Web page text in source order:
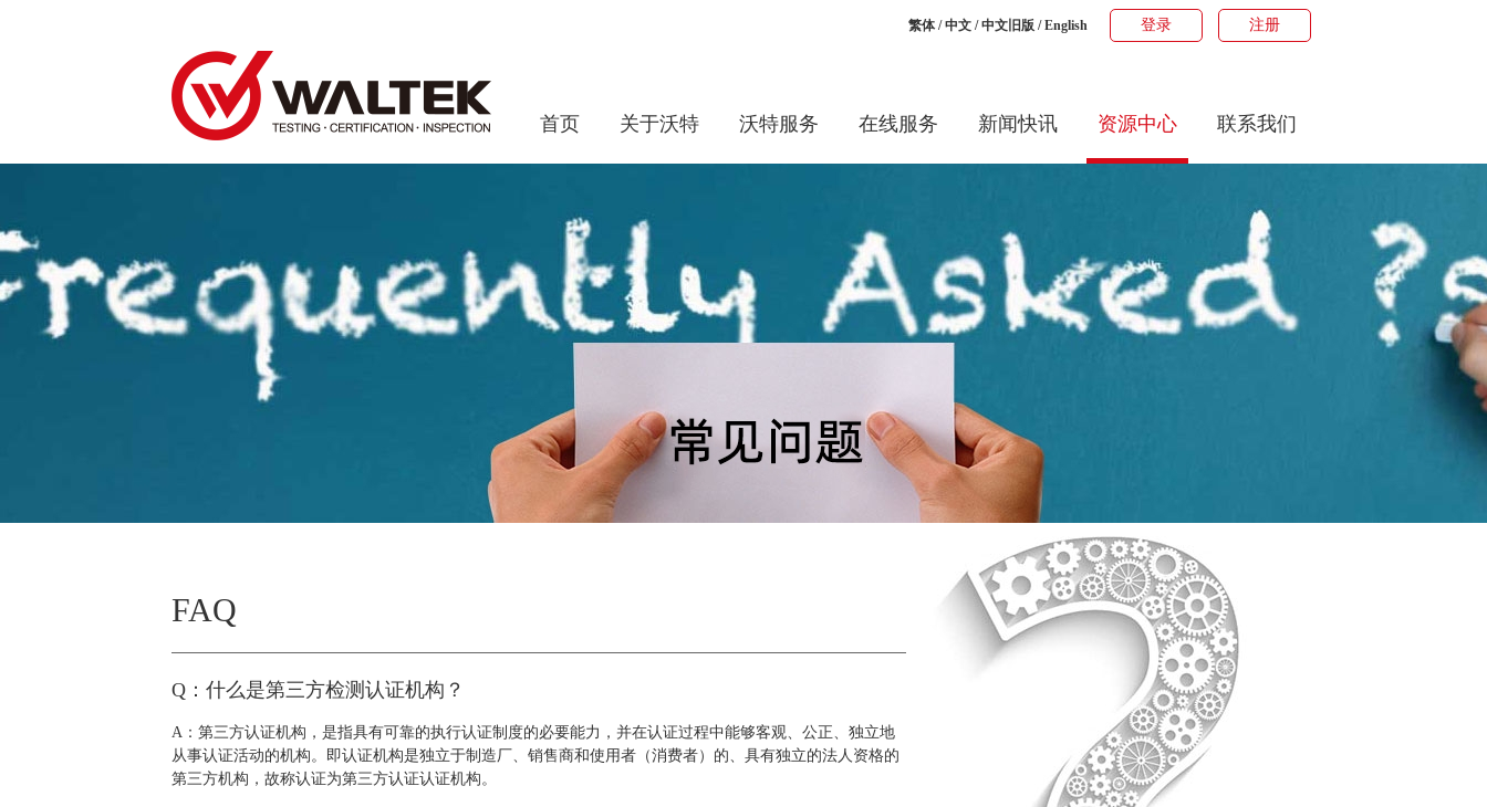
登录 注册
繁体/中文/中文旧版/English
首页 关于沃特 沃特服务 在线服务 新闻快讯 资源中心 联系我们
FAQ
Q：什么是第三方检测认证机构？
A：第三方认证机构，是指具有可靠的执行认证制度的必要能力，并在认证过程中能够客观、公正、独立地
从事认证活动的机构。即认证机构是独立于制造厂、销售商和使用者（消费者）的、具有独立的法人资格的
第三方机构，故称认证为第三方认证认证机构。